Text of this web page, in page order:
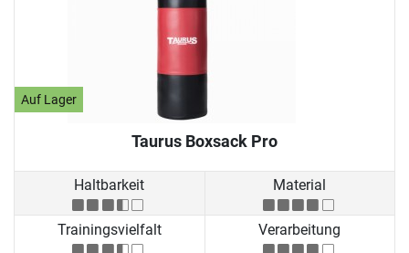
Auf Lager
Taurus Boxsack Pro
Haltbarkeit Material
Trainingsvielfalt Verarbeitung